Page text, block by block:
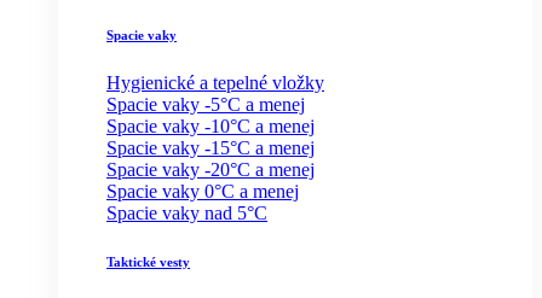
Spacie vaky
Hygienické a tepelné vložky
Spacie vaky -5°C a menej
Spacie vaky -10°C a menej
Spacie vaky -15°C a menej
Spacie vaky -20°C a menej
Spacie vaky 0°C a menej
Spacie vaky nad 5°C
Taktické vesty